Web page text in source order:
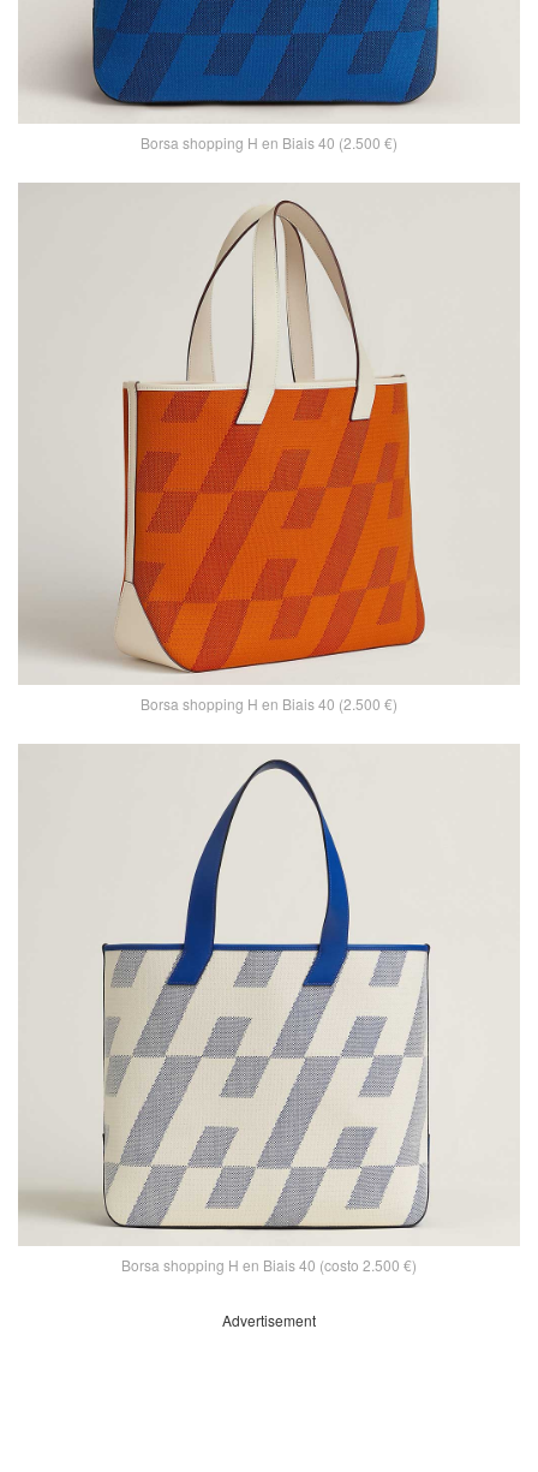
Borsa shopping H en Biais 40 (2.500 €)
Borsa shopping H en Biais 40 (2.500 €)
Borsa shopping H en Biais 40 (costo 2.500 €)
Advertisement